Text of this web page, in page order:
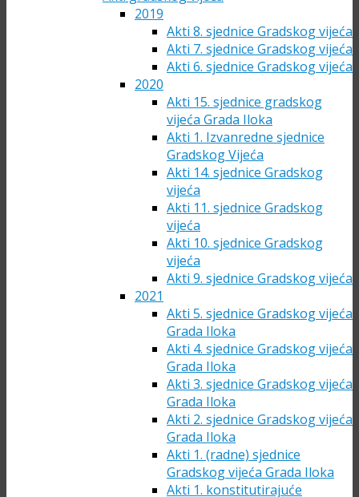
2019
Akti 8. sjednice Gradskog vijeća
Akti 7. sjednice Gradskog vijeća
Akti 6. sjednice Gradskog vijeća
2020
Akti 15. sjednice gradskog
vijeća Grada Iloka
Akti 1. Izvanredne sjednice
Gradskog Vijeća
Akti 14. sjednice Gradskog
vijeća
Akti 11. sjednice Gradskog
vijeća
Akti 10. sjednice Gradskog
vijeća
Akti 9. sjednice Gradskog vijeća
2021
Akti 5. sjednice Gradskog vijeća
Grada Iloka
Akti 4. sjednice Gradskog vijeća
Grada Iloka
Akti 3. sjednice Gradskog vijeća
Grada Iloka
Akti 2. sjednice Gradskog vijeća
Grada Iloka
Akti 1. (radne) sjednice
Gradskog vijeća Grada Iloka
Akti 1. konstitutirajuće